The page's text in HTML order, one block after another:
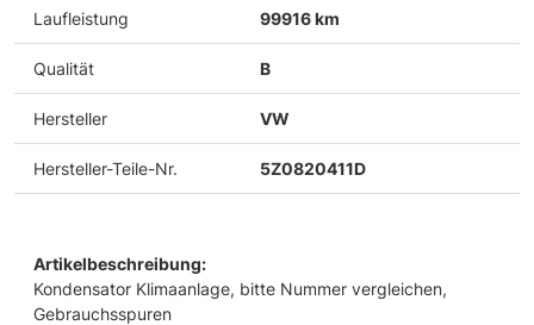
Laufleistung 99916 km
Qualität B
Hersteller VW
Hersteller-Teile-Nr. 5Z0820411D
Artikelbeschreibung:
Kondensator Klimaanlage, bitte Nummer vergleichen,
Gebrauchsspuren